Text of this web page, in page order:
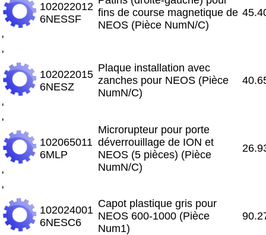
'
102022012
6NESSF
fins de course magnetique de
NEOS (Pièce NumN/C)
'
'
102022015
6NESZ
Plaque installation avec
zanches pour NEOS (Pièce
NumN/C)
'
'
102065011
6MLP
Microrupteur pour porte
déverrouillage de ION et
NEOS (5 pièces) (Pièce
NumN/C)
'
102024001
6NESC6
Capot plastique gris pour
NEOS 600-1000 (Pièce
Num1)